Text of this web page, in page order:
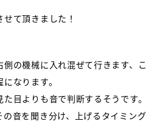
て頂きました！
の機械に入れ混ぜて行きます、こ
なります。
目よりも音で判断するそうです。
の音を聞き分け、上げるタイミング